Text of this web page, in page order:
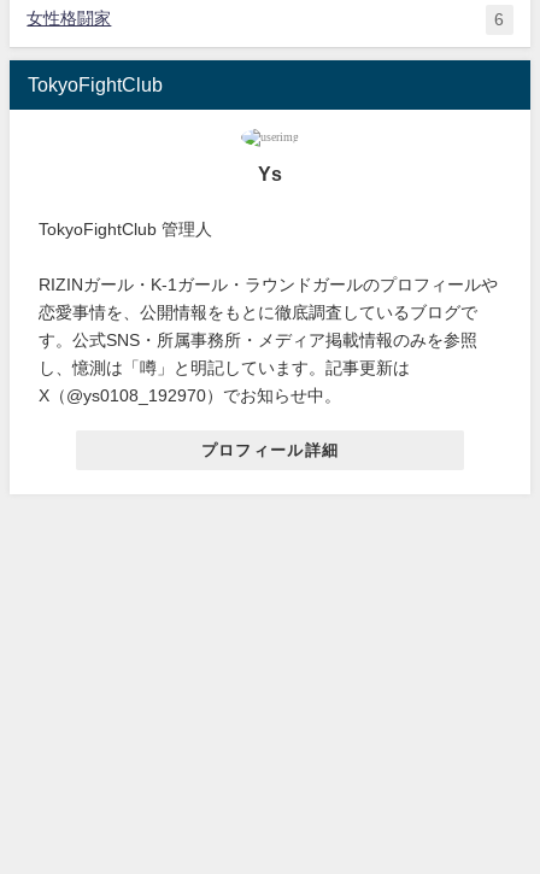
女性格闘家 6
TokyoFightClub
Ys
TokyoFightClub 管理人
RIZINガール・K-1ガール・ラウンドガールのプロフィールや
恋愛事情を、公開情報をもとに徹底調査しているブログで
す。公式SNS・所属事務所・メディア掲載情報のみを参照
し、憶測は「噂」と明記しています。記事更新は
X（@ys0108_192970）でお知らせ中。
プロフィール詳細